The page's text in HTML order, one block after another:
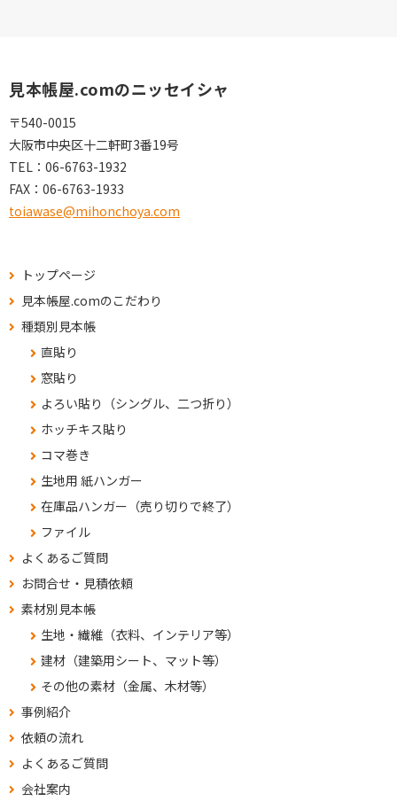
見本帳屋.comのニッセイシャ
〒540-0015
大阪市中央区十二軒町3番19号
TEL： 06-6763-1932
FAX： 06-6763-1933
toiawase@mihonchoya.com
トップページ
見本帳屋.comのこだわり
種類別見本帳
直貼り
窓貼り
よろい貼り（シングル、二つ折り）
ホッチキス貼り
コマ巻き
生地用 紙ハンガー
在庫品ハンガー（売り切りで終了）
ファイル
よくあるご質問
お問合せ・見積依頼
素材別見本帳
生地・繊維（衣料、インテリア等）
建材（建築用シート、マット等）
その他の素材（金属、木材等）
事例紹介
依頼の流れ
よくあるご質問
会社案内